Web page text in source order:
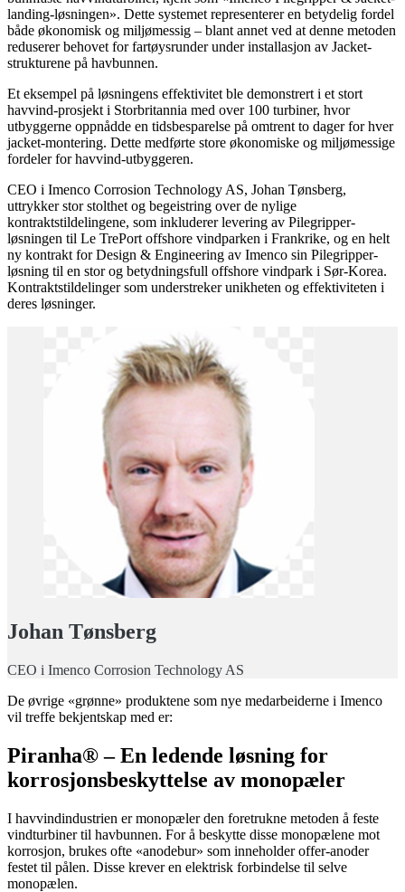
landing-løsningen». Dette systemet representerer en betydelig fordel
både økonomisk og miljømessig – blant annet ved at denne metoden
reduserer behovet for fartøysrunder under installasjon av Jacket-
strukturene på havbunnen.
Et eksempel på løsningens effektivitet ble demonstrert i et stort
havvind-prosjekt i Storbritannia med over 100 turbiner, hvor
utbyggerne oppnådde en tidsbesparelse på omtrent to dager for hver
jacket-montering. Dette medførte store økonomiske og miljømessige
fordeler for havvind-utbyggeren.
CEO i Imenco Corrosion Technology AS, Johan Tønsberg,
uttrykker stor stolthet og begeistring over de nylige
kontraktstildelingene, som inkluderer levering av Pilegripper-
løsningen til Le TrePort offshore vindparken i Frankrike, og en helt
ny kontrakt for Design & Engineering av Imenco sin Pilegripper-
løsning til en stor og betydningsfull offshore vindpark i Sør-Korea.
Kontraktstildelinger som understreker unikheten og effektiviteten i
deres løsninger.
Johan Tønsberg
CEO i Imenco Corrosion Technology AS
De øvrige «grønne» produktene som nye medarbeiderne i Imenco
vil treffe bekjentskap med er:
Piranha® – En ledende løsning for
korrosjonsbeskyttelse av monopæler
I havvindindustrien er monopæler den foretrukne metoden å feste
vindturbiner til havbunnen. For å beskytte disse monopælene mot
korrosjon, brukes ofte «anodebur» som inneholder offer-anoder
festet til pålen. Disse krever en elektrisk forbindelse til selve
monopælen.